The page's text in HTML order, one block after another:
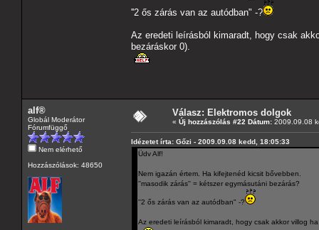
''2 ős zárás van az autódban" -?
Az eredeti leírásból kimaradt, hogy csak
bezáráskor 0).
alf®
Globál Moderátor
Fórumfüggő
Nem elérhető
Hozzászólások: 48650
Válasz: Elektromos dolgok
« Új hozzászólás #22 Dátum: 2009.09.08
Idézetet írta: Gőzi - 2009.09.08 kedd, 18:05:33
Üdv Alf!
Nem igazán értem. Ha kifejtenéd kicsit bővebben.
''masodik zárás'' = kétszer egymásutáni bezárás?
''2 ős zárás van az autódban" -?
Az eredeti leírásból kimaradt, hogy csak akkor villog